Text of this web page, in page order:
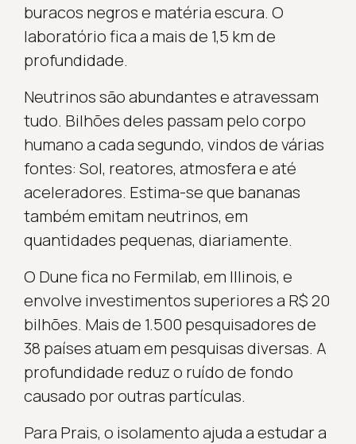
buracos negros e matéria escura. O
laboratório fica a mais de 1,5 km de
profundidade.
Neutrinos são abundantes e atravessam
tudo. Bilhões deles passam pelo corpo
humano a cada segundo, vindos de várias
fontes: Sol, reatores, atmosfera e até
aceleradores. Estima-se que bananas
também emitam neutrinos, em
quantidades pequenas, diariamente.
O Dune fica no Fermilab, em Illinois, e
envolve investimentos superiores a R$ 20
bilhões. Mais de 1.500 pesquisadores de
38 países atuam em pesquisas diversas. A
profundidade reduz o ruído de fondo
causado por outras partículas.
Para Prais, o isolamento ajuda a estudar a